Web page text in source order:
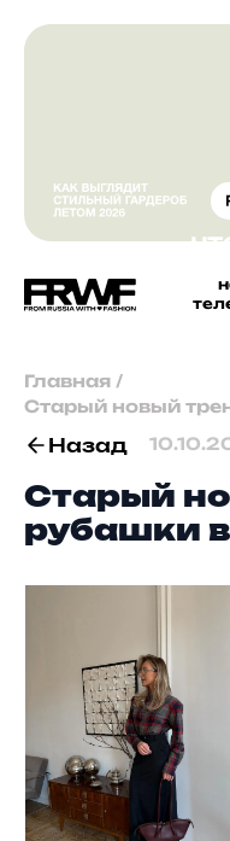
Главная /
Старый новый
Назад
Старый
рубашки